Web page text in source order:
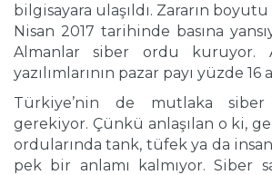
bilgisayara ulaşıldı. Zararın
Nisan 2017 tarihinde basına
Almanlar siber ordu kuruyor.
yazılımlarının pazar payı yüzde 16
Türkiye’nin de mutlaka siber
gerekiyor. Çünkü anlaşılan o ki,
ordularında tank, tüfek ya da
pek bir anlamı kalmıyor. Siber